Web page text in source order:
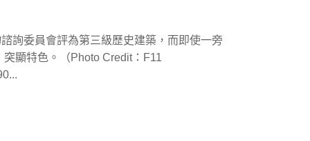
詢委員會評為第三級歷史建築，而即使一旁
顯特色。（Photo Credit：F11